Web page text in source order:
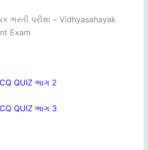
ભરતી પરીક્ષા – Vidhyasahayak
Exam
QUIZ ભાગ 2
QUIZ ભાગ 3